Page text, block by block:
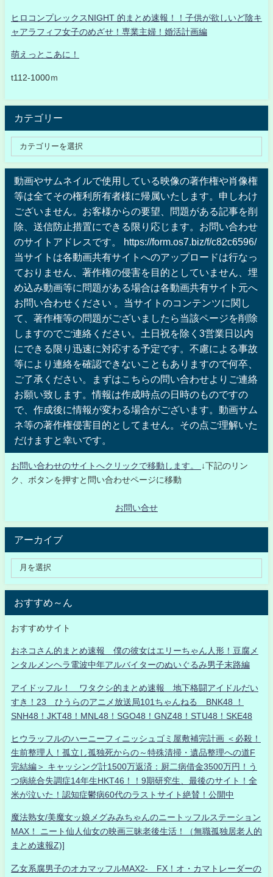
ヒロコンプレックスNIGHT 的まとめ速報！！子供が欲しいど陰キ
ャアラフィフ女子のめざせ！専業主婦！婚活計画編
萌えっとこあに！
t112-1000ｍ
カテゴリー
動画やサムネイルで使用している映像の著作権や肖像権
等は全てその権利所有者様に帰属いたします。申しわけ
ございません。お客様からの要望、問題がある記事を削
除、送信防止措置にできる限り応じます。お問い合わせ
のサイトアドレスです。 https://form.os7.biz/f/c82c6596/
当サイトは各動画共有サイトへのアップロードは行なっ
ておりません、著作権の侵害を目的としていません、埋
め込み動画等に問題がある場合は各動画共有サイト元へ
お問い合わせください 。当サイトのコンテンツに関し
て、著作権等の問題がございましたら当該ページを削除
しますのでご連絡ください。土日祝を除く3営業日以内
にできる限り迅速に対応する予定です。不慮による事故
等により連絡を確認できないこともありますので何卒、
ご了承ください。まずはこちらの問い合わせよりご連絡
お願い致します。情報は作成時点の日時のものですの
で、作成後に情報が変わる場合がございます。動画サム
ネ等の著作権侵害目的としてません。その点ご理解いた
だけますと幸いです。
お問い合わせのサイトへクリックで移動します。
↓下記のリン
ク、ボタンを押すと問い合わせページに移動
お問い合せ
アーカイブ
おすすめ～ん
おすすめサイト
おネコさん的まとめ速報 僕の彼女はエリーちゃん人形！豆腐メ
ンタルメンヘラ電波中年アルバイターのぬいぐるみ男子末路編
アイドッフル！ ワタクシ的まとめ速報 地下格闘アイドルだい
すき！23 ひうらのアニメ放送局101ちゃんねる BNK48 ！
SNH48！JKT48！MNL48！SGO48！GNZ48！STU48！SKE48
ヒウラッフルのハーニーフィニッシュゴミ屋敷補完計画 ＜必殺！
生前整理人！孤立し孤独死からの～特殊清掃・遺品整理への道F
完結編＞ キャッシング計1500万返済：厨二病借金3500万円！う
つ病統合失調症14年生HKT46！！9期研究生、最後のサイト！全
米が泣いた！認知症鬱病60代のラストサイト絶賛！公開中
魔法熟女/美魔女ッ娘メグみみちゃんのニートッフルステーション
MAX！ ニート仙人仙女の映画三昧老後生活！（無職孤独居老人的
まとめ速報Z)]
乙女系腐男子のオカマッフルMAX2- FX！オ・カマトレーダーの